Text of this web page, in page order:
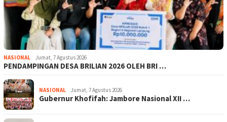
NASIONAL Jumat, 7 Agustus 2026
PENDAMPINGAN DESA BRILIAN 2026 OLEH BRI …
NASIONAL Jumat, 7 Agustus 2026
Gubernur Khofifah: Jambore Nasional XII …